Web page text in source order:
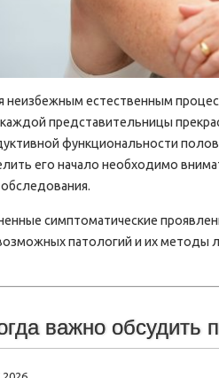
неизбежным естественным
представительницы
функциональности
его начало необходимо
симптоматические
патологий и их методы
важно обсудить